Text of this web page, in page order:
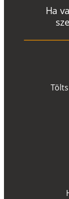
Tölts
Ha v
sze